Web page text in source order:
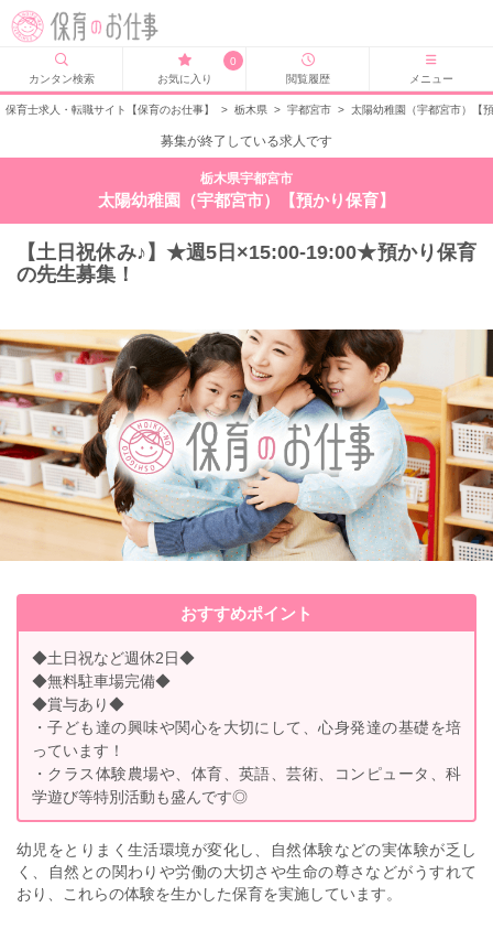
カンタン検索
0
お気に入り
閲覧履歴 メニュー
保育士求人・転職サイト【保育のお仕事】 > 栃木県 > 宇都宮市 > 太陽幼稚園（宇都宮市）【
募集が終了している求人です
栃木県宇都宮市
太陽幼稚園（宇都宮市）【預かり保育】
【土日祝休み♪】★週5日×15:00-19:00★預かり保育
の先生募集！
おすすめポイント
◆土日祝など週休2日◆
◆無料駐車場完備◆
◆賞与あり◆
・子ども達の興味や関心を大切にして、心身発達の基礎を培
っています！
・クラス体験農場や、体育、英語、芸術、コンピュータ、科
学遊び等特別活動も盛んです◎
幼児をとりまく生活環境が変化し、自然体験などの実体験が乏し
く、自然との関わりや労働の大切さや生命の尊さなどがうすれて
おり、これらの体験を生かした保育を実施しています。